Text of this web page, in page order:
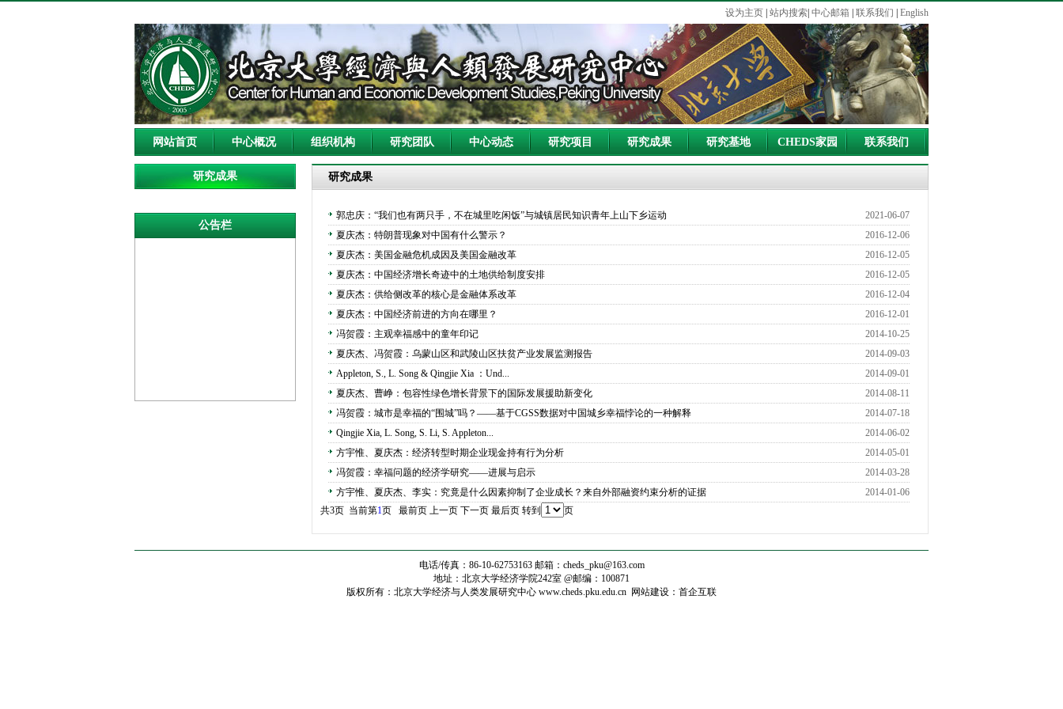
设为主页 站内搜索 中心邮箱 联系我们 English
网站首页 中心概况 组织机构 研究团队 中心动态 研究项目 研究成果 研究基地 CHEDS家园 联系我们
研究成果
公告栏
研究成果
2021-06-07
郭忠庆：“我们也有两只手，不在城里吃闲饭”与城镇居民知识青年上山下乡运动
2016-12-06
夏庆杰：特朗普现象对中国有什么警示？
2016-12-05
夏庆杰：美国金融危机成因及美国金融改革
2016-12-05
夏庆杰：中国经济增长奇迹中的土地供给制度安排
2016-12-04
夏庆杰：供给侧改革的核心是金融体系改革
2016-12-01
夏庆杰：中国经济前进的方向在哪里？
2014-10-25
冯贺霞：主观幸福感中的童年印记
2014-09-03
夏庆杰、冯贺霞：乌蒙山区和武陵山区扶贫产业发展监测报告
2014-09-01
Appleton, S., L. Song & Qingjie Xia ：Und...
2014-08-11
夏庆杰、曹峥：包容性绿色增长背景下的国际发展援助新变化
2014-07-18
冯贺霞：城市是幸福的“围城”吗？——基于CGSS数据对中国城乡幸福悖论的一种解释
2014-06-02
Qingjie Xia, L. Song, S. Li, S. Appleton...
2014-05-01
方宇惟、夏庆杰：经济转型时期企业现金持有行为分析
2014-03-28
冯贺霞：幸福问题的经济学研究——进展与启示
2014-01-06
方宇惟、夏庆杰、李实：究竟是什么因素抑制了企业成长？来自外部融资约束分析的证据
共3页 当前第1页 最前页 上一页 下一页 最后页 转到 页
电话/传真：86-10-62753163 邮箱： cheds_pku@163.com
地址：北京大学经济学院242室 @邮编：100871
版权所有：北京大学经济与人类发展研究中心 www.cheds.pku.edu.cn 网站建设 ： 首企互联